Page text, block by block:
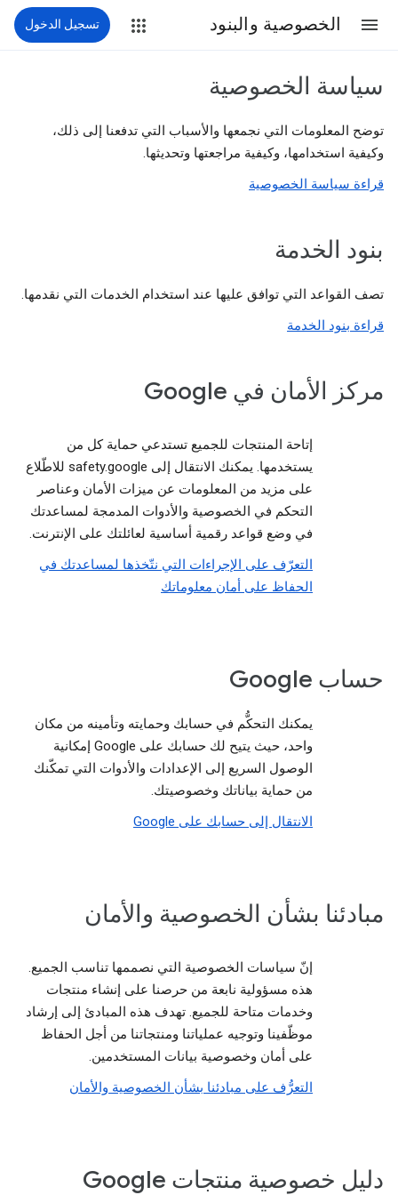
الخصوصية والبنود تسجيل الدخول
سياسة الخصوصية
توضح المعلومات التي نجمعها والأسباب التي تدفعنا إلى ذلك،
وكيفية استخدامها، وكيفية مراجعتها وتحديثها.
قراءة سياسة الخصوصية
بنود الخدمة
تصف القواعد التي توافق عليها عند استخدام الخدمات التي نقدمها.
قراءة بنود الخدمة
مركز الأمان في Google
إتاحة المنتجات للجميع تستدعي حماية كل من
يستخدمها. يمكنك الانتقال إلى safety.google للاطّلاع
على مزيد من المعلومات عن ميزات الأمان وعناصر
التحكم في الخصوصية والأدوات المدمجة لمساعدتك
في وضع قواعد رقمية أساسية لعائلتك على الإنترنت.
التعرّف على الإجراءات التي نتّخذها لمساعدتك في
الحفاظ على أمان معلوماتك
حساب Google
يمكنك التحكُّم في حسابك وحمايته وتأمينه من مكان
واحد، حيث يتيح لك حسابك على Google إمكانية
الوصول السريع إلى الإعدادات والأدوات التي تمكّنك
من حماية بياناتك وخصوصيتك.
الانتقال إلى حسابك على Google
مبادئنا بشأن الخصوصية والأمان
إنّ سياسات الخصوصية التي نصممها تناسب الجميع.
هذه مسؤولية نابعة من حرصنا على إنشاء منتجات
وخدمات متاحة للجميع. تهدف هذه المبادئ إلى إرشاد
موظّفينا وتوجيه عملياتنا ومنتجاتنا من أجل الحفاظ
على أمان وخصوصية بيانات المستخدمين.
التعرُّف على مبادئنا بشأن الخصوصية والأمان
دليل خصوصية منتجات Google